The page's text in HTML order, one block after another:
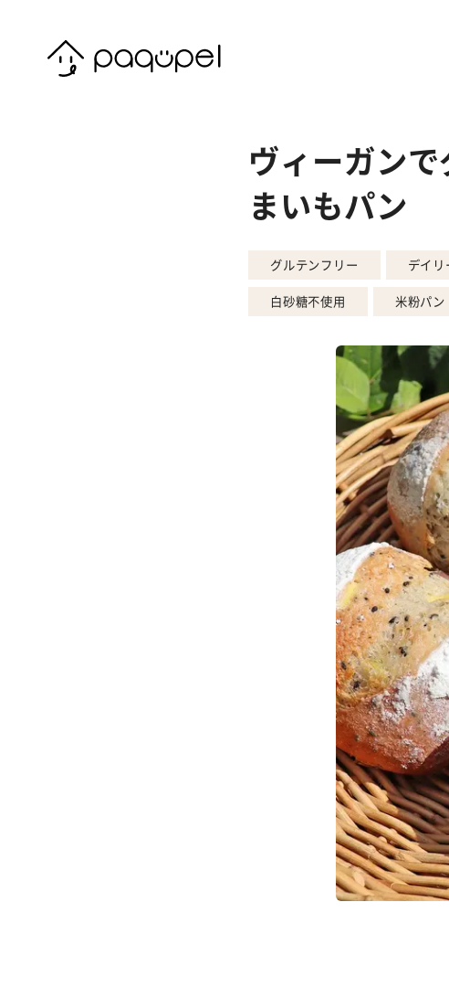
ヴィーガン
まいもパン
グルテンフリー デイリ
白砂糖不使用 米粉パン